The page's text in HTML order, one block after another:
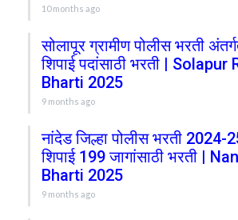
10 months ago
सोलापूर ग्रामीण पोलीस भरती
शिपाई पदांसाठी भरती |
Bharti 2025
9 months ago
नांदेड जिल्हा पोलीस भरती 2024-
शिपाई 199 जागांसाठी भरती |
Bharti 2025
9 months ago